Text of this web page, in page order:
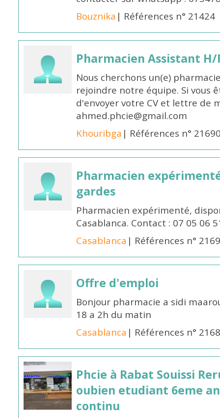
Bouznika | Références n° 21424
Pharmacien Assistant
Nous cherchons un(e)
rejoindre notre équipe. Si vous
d'envoyer votre CV et lettre de
ahmed.phcie@gmail.com
Khouribga | Références n°
Pharmacien
gardes
Pharmacien expérimenté,
Casablanca. Contact : 07 05 06
Casablanca | Références n°
Offre d'emploi
Bonjour pharmacie a sidi
18 a 2h du matin
Casablanca | Références n°
Phcie à Rabat Souissi
oubien etudiant 6eme
continu